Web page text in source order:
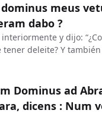
meus
dabo ?
y dijo:
deleite? Y
Dominus ad
dicens : Num